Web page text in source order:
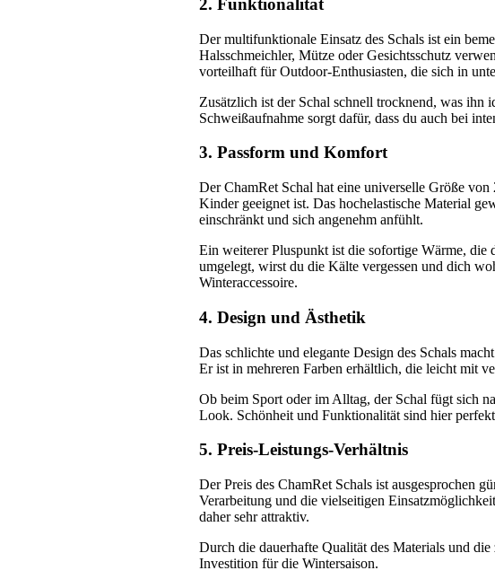
2. Funktionalität
Der multifunktionale Einsatz des Schals ist ein
Halsschmeichler, Mütze oder Gesichtsschutz
vorteilhaft für Outdoor-Enthusiasten, die sich in
Zusätzlich ist der Schal schnell trocknend, was
Schweißaufnahme sorgt dafür, dass du auch bei
3. Passform und Komfort
Der ChamRet Schal hat eine universelle Größe
Kinder geeignet ist. Das hochelastische Material
einschränkt und sich angenehm anfühlt.
Ein weiterer Pluspunkt ist die sofortige Wärme, die
umgelegt, wirst du die Kälte vergessen und dich
Winteraccessoire.
4. Design und Ästhetik
Das schlichte und elegante Design des Schals
Er ist in mehreren Farben erhältlich, die leicht mit
Ob beim Sport oder im Alltag, der Schal fügt sich
Look. Schönheit und Funktionalität sind hier
5. Preis-Leistungs-Verhältnis
Der Preis des ChamRet Schals ist ausgesprochen
Verarbeitung und die vielseitigen
daher sehr attraktiv.
Durch die dauerhafte Qualität des Materials und
Investition für die Wintersaison.